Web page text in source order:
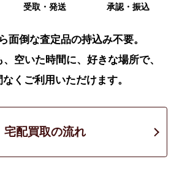
受取・発送 承認・振込
面倒な査定品の持込み不要。
空いた時間に、好きな場所で、
くご利用いただけます。
宅配買取の流れ